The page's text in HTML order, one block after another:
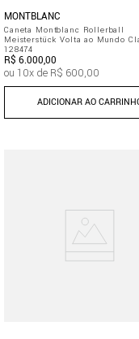
MONTBLANC
Caneta Montblanc Rollerball
Meisterstück Volta ao Mundo
128474
R$ 6.000,00
ou 10x de R$ 600,00
ADICIONAR AO